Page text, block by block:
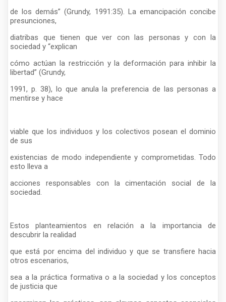
de los demás” (Grundy, 1991:35). La emancipación concibe
presunciones,
diatribas que tienen que ver con las personas y con la
sociedad y “explican
cómo actúan la restricción y la deformación para inhibir la
libertad” (Grundy,
1991, p. 38), lo que anula la preferencia de las personas a
mentirse y hace
viable que los individuos y los colectivos posean el dominio
de sus
existencias de modo independiente y comprometidas. Todo
esto lleva a
acciones responsables con la cimentación social de la
sociedad.
Estos planteamientos en relación a la importancia de
descubrir la realidad
que está por encima del individuo y que se transfiere hacia
otros escenarios,
sea a la práctica formativa o a la sociedad y los conceptos
de justicia que